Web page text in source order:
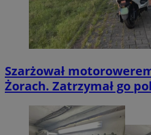
Szarżował
Żorach. Zatrzymał go